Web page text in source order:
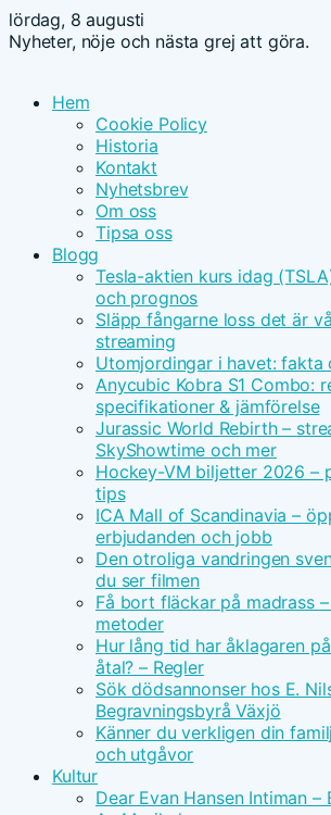
lördag, 8 augusti
Nyheter, nöje och nästa grej att göra.
Hem
Cookie Policy
Historia
Kontakt
Nyhetsbrev
Om oss
Tipsa oss
Blogg
Tesla-aktien kurs idag
och prognos
Släpp fångarne loss det är
streaming
Utomjordingar i havet: fakta
Anycubic Kobra S1 Combo:
specifikationer & jämförelse
Jurassic World Rebirth –
SkyShowtime och mer
Hockey-VM biljetter 2026 –
tips
ICA Mall of Scandinavia –
erbjudanden och jobb
Den otroliga vandringen
du ser filmen
Få bort fläckar på madrass
metoder
Hur lång tid har åklagaren
åtal? – Regler
Sök dödsannonser hos E.
Begravningsbyrå Växjö
Känner du verkligen din
och utgåvor
Kultur
Dear Evan Hansen Intiman